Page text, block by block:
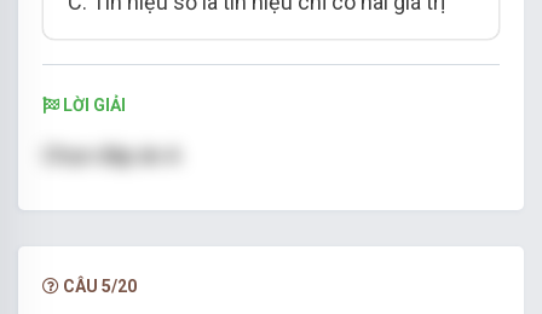
LỜI GIẢI
Chọn đáp án A
CÂU 5/20